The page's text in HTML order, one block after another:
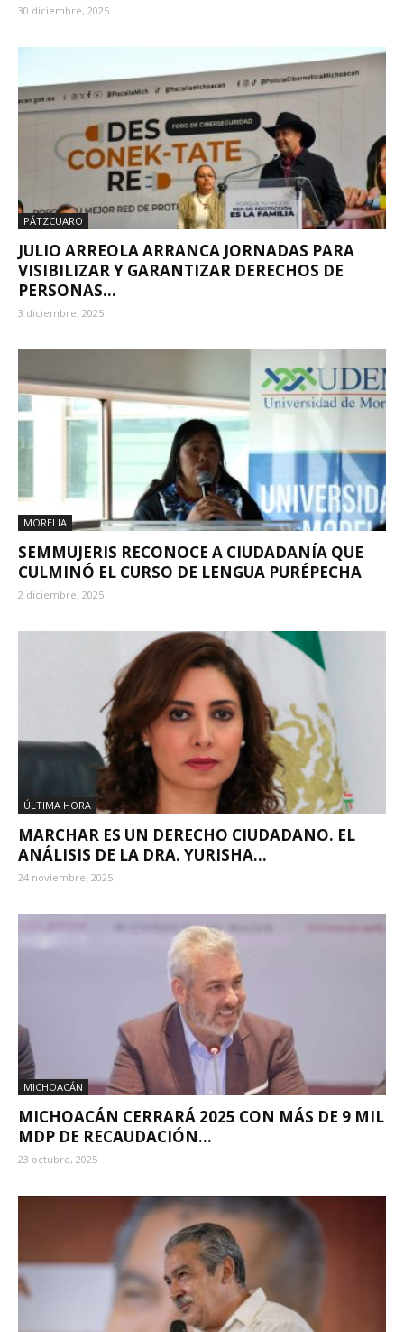
30 diciembre, 2025
PÁTZCUARO
JULIO ARREOLA ARRANCA JORNADAS PARA
VISIBILIZAR Y GARANTIZAR DERECHOS DE
PERSONAS...
3 diciembre, 2025
MORELIA
SEMMUJERIS RECONOCE A CIUDADANÍA QUE
CULMINÓ EL CURSO DE LENGUA PURÉPECHA
2 diciembre, 2025
ÚLTIMA HORA
MARCHAR ES UN DERECHO CIUDADANO. EL
ANÁLISIS DE LA DRA. YURISHA...
24 noviembre, 2025
MICHOACÁN
MICHOACÁN CERRARÁ 2025 CON MÁS DE 9 MIL
MDP DE RECAUDACIÓN...
23 octubre, 2025